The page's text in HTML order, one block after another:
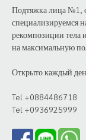
Подтяжка лица №1,
специализируемся
рекомпозиции тела
на максимальную
Открыто каждый
Tel +0884486718
Tel +0936925999